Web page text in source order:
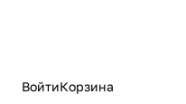
ВойтиКорзина